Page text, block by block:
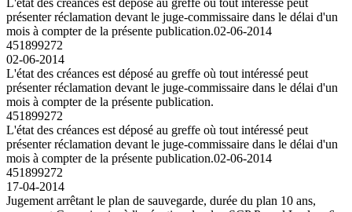
présenter réclamation devant le juge-commissaire dans le délai d'un
mois à compter de la présente publication.02-06-2014
451899272
02-06-2014
L'état des créances est déposé au greffe où tout intéressé peut
présenter réclamation devant le juge-commissaire dans le délai d'un
mois à compter de la présente publication.
451899272
L'état des créances est déposé au greffe où tout intéressé peut
présenter réclamation devant le juge-commissaire dans le délai d'un
mois à compter de la présente publication.02-06-2014
451899272
17-04-2014
Jugement arrêtant le plan de sauvegarde, durée du plan 10 ans,